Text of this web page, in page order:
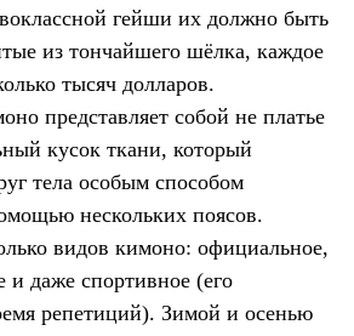
гейши их должно быть
из тончайшего шёлка, каждое
тысяч долларов.
представляет собой не платье
кусок ткани, который
тела особым способом
нескольких поясов.
видов кимоно: официальное,
и даже спортивное (его
репетиций). Зимой и осенью